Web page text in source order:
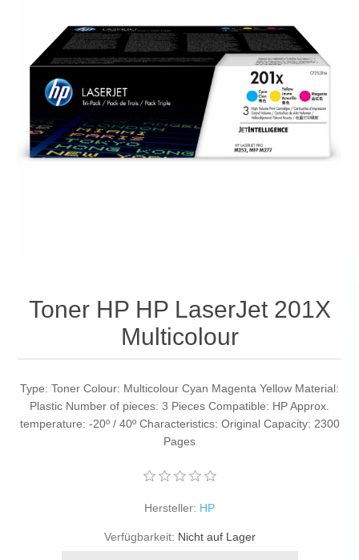
Toner HP HP LaserJet 201X
Multicolour
Type: Toner Colour: Multicolour Cyan Magenta Yellow Material:
Plastic Number of pieces: 3 Pieces Compatible: HP Approx.
temperature: -20º / 40º Characteristics: Original Capacity: 2300
Pages
Hersteller: HP
Verfügbarkeit: Nicht auf Lager